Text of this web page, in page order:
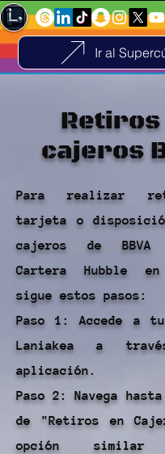
Ir al
Retiros
cajeros
Para realizar
tarjeta o
cajeros de
Cartera Hubble en
sigue estos pasos:
Paso 1: Accede a
Laniakea a
aplicación.
Paso 2: Navega
de "Retiros en
opción